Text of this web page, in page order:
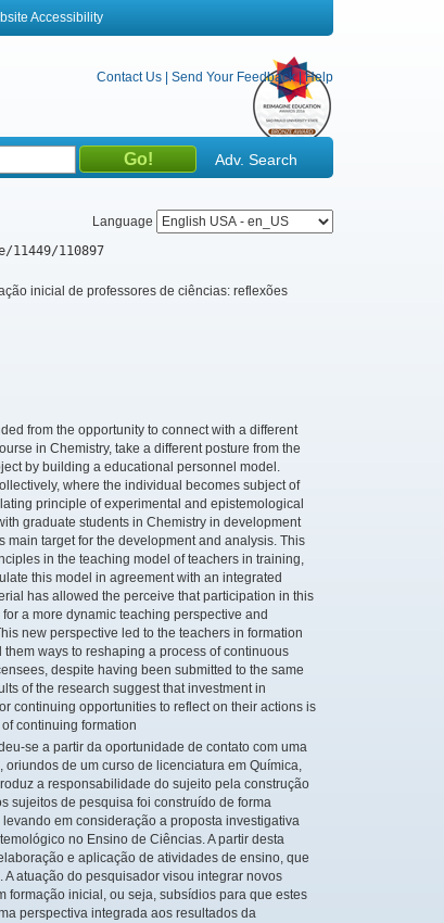
Accessibility
Contact Us Send Your Feedback |Help
Language
Adv. Search
110897
inicial de professores de ciências: reflexões
from the opportunity to connect with a different
in Chemistry, take a different posture from the
by building a educational personnel model.
where the individual becomes subject of
principle of experimental and epistemological
graduate students in Chemistry in development
target for the development and analysis. This
in the teaching model of teachers in training,
this model in agreement with an integrated
has allowed the perceive that participation in this
a more dynamic teaching perspective and
new perspective led to the teachers in formation
ways to reshaping a process of continuous
despite having been submitted to the same
of the research suggest that investment in
continuing opportunities to reflect on their actions is
continuing formation
se a partir da oportunidade de contato com uma
de um curso de licenciatura em Química,
a responsabilidade do sujeito pela construção
sujeitos de pesquisa foi construído de forma
em consideração a proposta investigativa
no Ensino de Ciências. A partir desta
e aplicação de atividades de ensino, que
atuação do pesquisador visou integrar novos
formação inicial, ou seja, subsídios para que estes
perspectiva integrada aos resultados da